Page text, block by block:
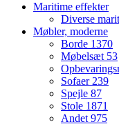
Maritime effekter
Diverse
Møbler, moderne
Borde 1370
Møbelsæt 53
Sofaer239
Spejle 87
Stole 1871
Andet975